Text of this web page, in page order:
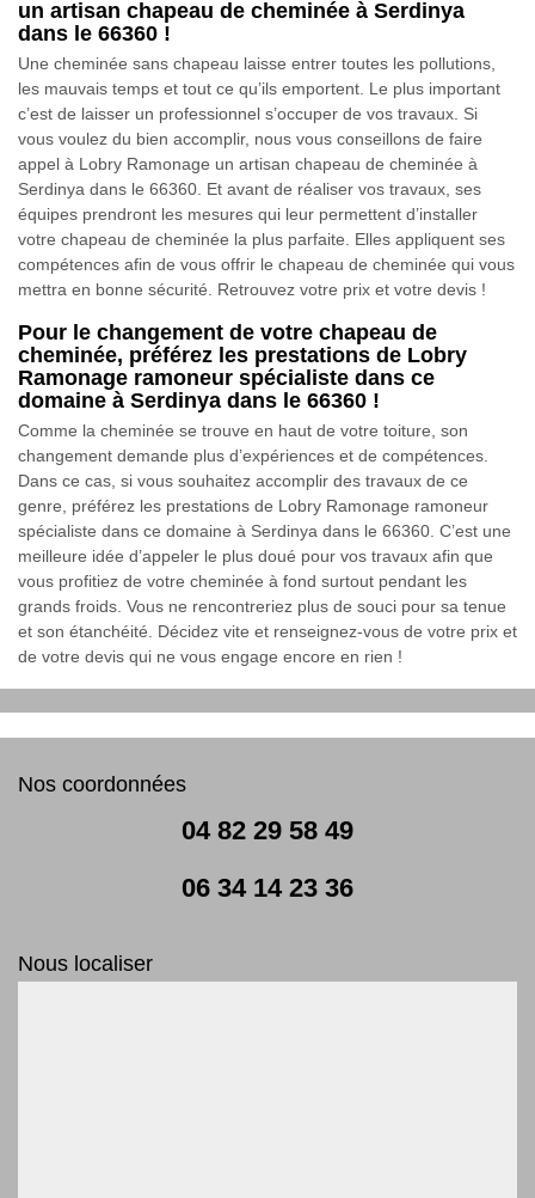
un artisan chapeau de cheminée à Serdinya
dans le 66360 !
Une cheminée sans chapeau laisse entrer toutes les pollutions,
les mauvais temps et tout ce qu’ils emportent. Le plus important
c’est de laisser un professionnel s’occuper de vos travaux. Si
vous voulez du bien accomplir, nous vous conseillons de faire
appel à Lobry Ramonage un artisan chapeau de cheminée à
Serdinya dans le 66360. Et avant de réaliser vos travaux, ses
équipes prendront les mesures qui leur permettent d’installer
votre chapeau de cheminée la plus parfaite. Elles appliquent ses
compétences afin de vous offrir le chapeau de cheminée qui vous
mettra en bonne sécurité. Retrouvez votre prix et votre devis !
Pour le changement de votre chapeau de
cheminée, préférez les prestations de Lobry
Ramonage ramoneur spécialiste dans ce
domaine à Serdinya dans le 66360 !
Comme la cheminée se trouve en haut de votre toiture, son
changement demande plus d’expériences et de compétences.
Dans ce cas, si vous souhaitez accomplir des travaux de ce
genre, préférez les prestations de Lobry Ramonage ramoneur
spécialiste dans ce domaine à Serdinya dans le 66360. C’est une
meilleure idée d’appeler le plus doué pour vos travaux afin que
vous profitiez de votre cheminée à fond surtout pendant les
grands froids. Vous ne rencontreriez plus de souci pour sa tenue
et son étanchéité. Décidez vite et renseignez-vous de votre prix et
de votre devis qui ne vous engage encore en rien !
Nos coordonnées
04 82 29 58 49
06 34 14 23 36
Nous localiser